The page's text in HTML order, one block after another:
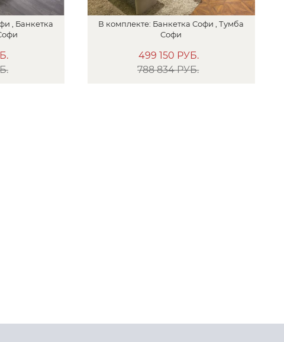
, Банкетка
В комплекте: Банкетка Софи , Тумба
Софи
499 150 РУБ.
788 834 РУБ.